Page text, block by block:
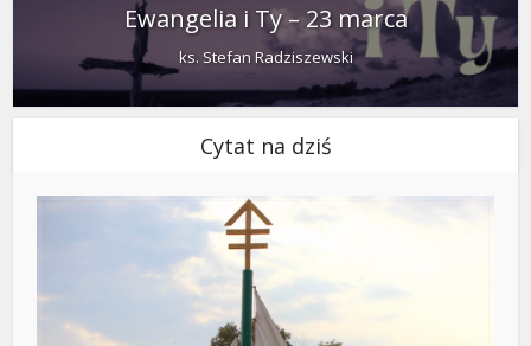
Ewangelia i Ty – 23 marca
ks. Stefan Radziszewski
Cytat na dziś